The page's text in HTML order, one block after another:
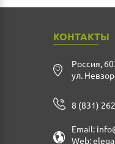
КОНТАКТЫ
Россия,
ул.
8 (831)
Email:
Web: